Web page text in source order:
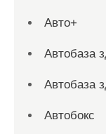
Авто+
Автобаза
Автобаза
Автобокс